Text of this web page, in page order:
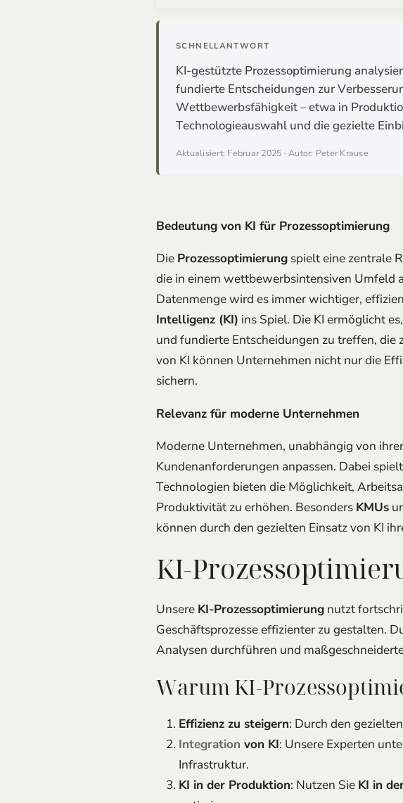
SCHNELLANTWORT
KI-gestützte Prozessoptimierung
fundierte Entscheidungen zur
Wettbewerbsfähigkeit – etwa in
Technologieauswahl und die gezielte
Aktualisiert: Februar 2025 · Autor: Peter Krause
Bedeutung von KI für Prozessoptimierung
Die Prozessoptimierung spielt eine zentrale
die in einem wettbewerbsintensiven Umfeld
Datenmenge wird es immer wichtiger,
Intelligenz (KI) ins Spiel. Die KI ermöglicht
und fundierte Entscheidungen zu treffen, die
von KI können Unternehmen nicht nur die
sichern.
Relevanz für moderne Unternehmen
Moderne Unternehmen, unabhängig von
Kundenanforderungen anpassen. Dabei
Technologien bieten die Möglichkeit,
Produktivität zu erhöhen. Besonders KMUs
können durch den gezielten Einsatz von KI
KI-
Unsere KI-Prozessoptimierung nutzt
Geschäftsprozesse effizienter zu gestalten.
Analysen durchführen und
Warum KI-
Effizienz zu steigern: Durch den gezielten
Integration von KI: Unsere Experten
Infrastruktur.
KI in der Produktion: Nutzen Sie KI in